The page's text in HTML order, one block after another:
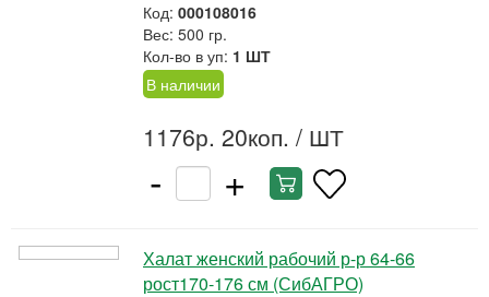
Код: 000108016
Вес: 500 гр.
Кол-во в уп: 1 ШТ
В наличии
1176р. 20коп. / ШТ
- +
Халат женский рабочий р-р 64-66
рост170-176 см (СибАГРО)